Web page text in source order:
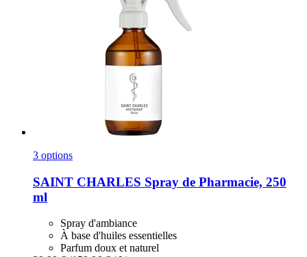
3 options
SAINT CHARLES Spray de Pharmacie, 250
ml
Spray d'ambiance
À base d'huiles essentielles
Parfum doux et naturel